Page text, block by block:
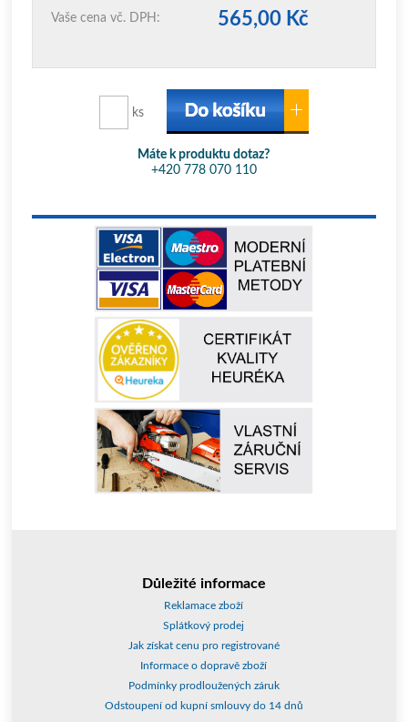
Vaše cena vč. DPH: 565,00 Kč
ks
Máte k produktu dotaz?
+420 778 070 110
Důležité informace
Reklamace zboží
Splátkový prodej
Jak získat cenu pro registrované
Informace o dopravě zboží
Podmínky prodloužených záruk
Odstoupení od kupní smlouvy do 14 dnů